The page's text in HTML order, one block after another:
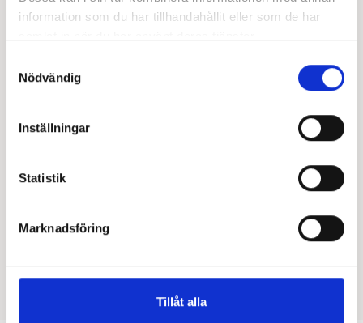
information som du har tillhandahållit eller som de har
Nödvändig
Inställningar
Statistik
Marknadsföring
Tillåt alla